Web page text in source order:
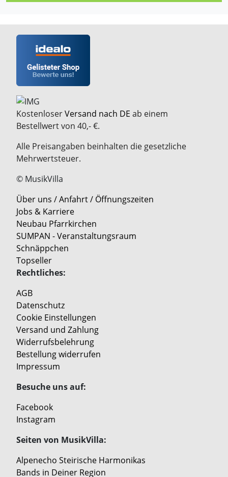
KostenloserVersand nach DE ab einem
Bestellwert von 40,- €.
Alle Preisangaben beinhalten die gesetzliche
Mehrwertsteuer.
© MusikVilla
Über uns / Anfahrt / Öffnungszeiten
Jobs & Karriere
Neubau Pfarrkirchen
SUMPAN - Veranstaltungsraum
Schnäppchen
Topseller
Rechtliches:
AGB
Datenschutz
Cookie Einstellungen
Versand und Zahlung
Widerrufsbelehrung
Bestellung widerrufen
Impressum
Besuche uns auf:
Facebook
Instagram
Seiten von MusikVilla:
Alpenecho Steirische Harmonikas
Bands in Deiner Region